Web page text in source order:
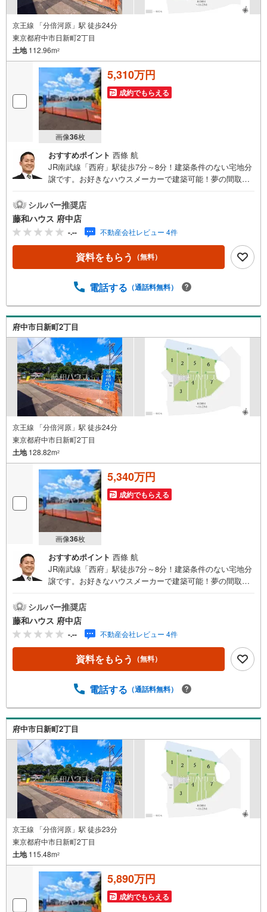
京王線 「分倍河原」駅 徒歩24分
東京都府中市日新町2丁目
土地112.96m2
画像36枚
5,310万円
成約でもらえる
おすすめポイント 西條 航
JR南武線「西府」駅徒歩7分～8分！建築条件のない宅地分
譲です。お好きなハウスメーカーで建築可能！夢の間取り
合わせください！
シルバー推奨店
藤和ハウス 府中店
-.-- 不動産会社レビュー 4件
資料をもらう （無料）
電話する （通話料無料）
府中市日新町2丁目
京王線 「分倍河原」駅 徒歩24分
東京都府中市日新町2丁目
土地128.82m2
画像36枚
5,340万円
成約でもらえる
おすすめポイント 西條 航
JR南武線「西府」駅徒歩7分～8分！建築条件のない宅地分
譲です。お好きなハウスメーカーで建築可能！夢の間取り
合わせください！
シルバー推奨店
藤和ハウス 府中店
-.-- 不動産会社レビュー 4件
資料をもらう （無料）
電話する （通話料無料）
府中市日新町2丁目
京王線 「分倍河原」駅 徒歩23分
東京都府中市日新町2丁目
土地115.48m2
5,890万円
成約でもらえる